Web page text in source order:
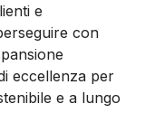
e
con
eccellenza per
e a lungo